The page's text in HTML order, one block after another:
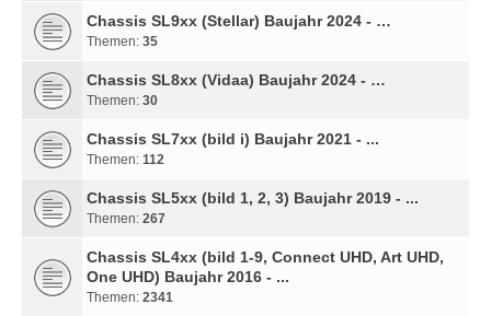
Chassis SL9xx (Stellar) Baujahr 2024 - …
Themen: 35
Chassis SL8xx (Vidaa) Baujahr 2024 - …
Themen: 30
Chassis SL7xx (bild i) Baujahr 2021 - ...
Themen: 112
Chassis SL5xx (bild 1, 2, 3) Baujahr 2019 - ...
Themen: 267
Chassis SL4xx (bild 1-9, Connect UHD, Art UHD,
One UHD) Baujahr 2016 - ...
Themen: 2341